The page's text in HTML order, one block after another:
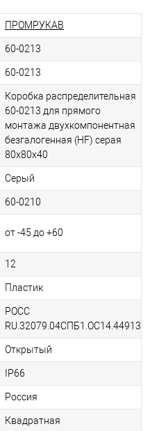
ПРОМРУКАВ
60-0213
60-0213
Коробка распределительная
60-0213 для прямого
монтажа двухкомпонентная
безгалогенная (HF) серая
80х80х40
Серый
60-0210
от -45 до +60
12
Пластик
РОСС
RU.32079.04СПБ1.ОС14.44913
Открытый
IP66
Россия
Квадратная